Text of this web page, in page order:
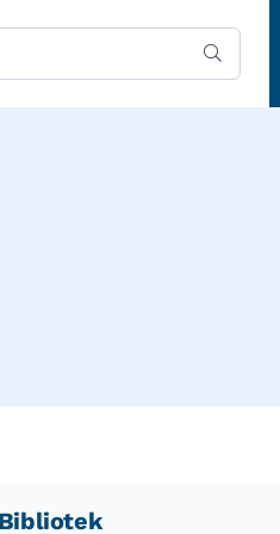
Bibliotek